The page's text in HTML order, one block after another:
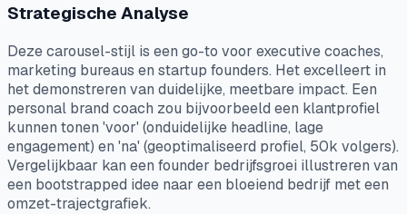
Strategische Analyse
Deze carousel-stijl is een go-to voor executive coaches,
marketing bureaus en startup founders. Het excelleert in
het demonstreren van duidelijke, meetbare impact. Een
personal brand coach zou bijvoorbeeld een klantprofiel
kunnen tonen 'voor' (onduidelijke headline, lage
engagement) en 'na' (geoptimaliseerd profiel, 50k volgers).
Vergelijkbaar kan een founder bedrijfsgroei illustreren van
een bootstrapped idee naar een bloeiend bedrijf met een
omzet-trajectgrafiek.